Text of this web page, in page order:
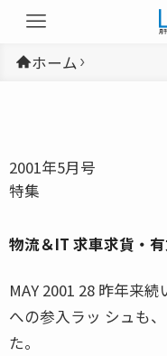
ホーム
2001年5月号
特集
物流＆IT 求車求貨・
MAY 2001 28 昨年来
への参入ラッ シュも
た。